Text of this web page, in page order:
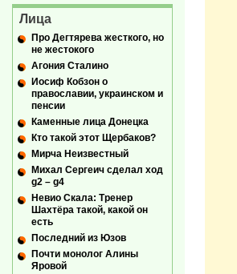
Лица
Про Дегтярева жесткого, но
не жестокого
Агония Сталино
Иосиф Кобзон о
православии, украинском и
пенсии
Каменные лица Донецка
Кто такой этот Щербаков?
Мирча Неизвестный
Михал Сергеич сделал ход
g2 – g4
Невио Скала: Тренер
Шахтёра такой, какой он
есть
Последний из Юзов
Почти монолог Алины
Яровой